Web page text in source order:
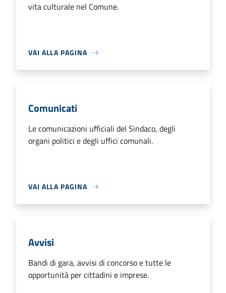
vita culturale nel Comune.
VAI ALLA PAGINA
Comunicati
Le comunicazioni ufficiali del Sindaco, degli
organi politici e degli uffici comunali.
VAI ALLA PAGINA
Avvisi
Bandi di gara, avvisi di concorso e tutte le
opportunità per cittadini e imprese.